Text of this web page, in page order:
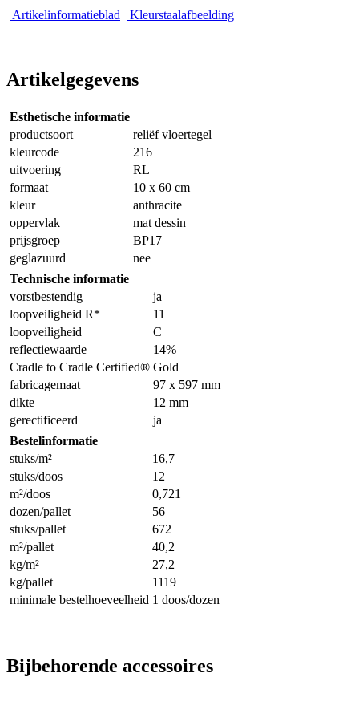
Artikelinformatieblad
Kleurstaalafbeelding
Artikelgegevens
Esthetische informatie
productsoort
reliëf vloertegel
kleurcode
216
uitvoering
RL
formaat
10 x 60 cm
kleur
anthracite
oppervlak
mat dessin
prijsgroep
BP17
geglazuurd
nee
Technische informatie
vorstbestendig
ja
loopveiligheid R*
11
loopveiligheid
C
reflectiewaarde
14%
Cradle to Cradle Certified® Gold
fabricagemaat
97 x 597 mm
dikte
12 mm
gerectificeerd
ja
Bestelinformatie
stuks/m²
16,7
stuks/doos
12
m²/doos
0,721
dozen/pallet
56
stuks/pallet
672
m²/pallet
40,2
kg/m²
27,2
kg/pallet
1119
minimale bestelhoeveelheid 1 doos/dozen
Bijbehorende accessoires